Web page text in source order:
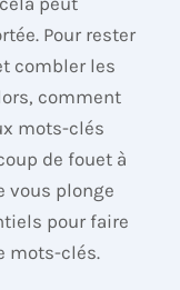
Pour rester
combler les
comment
mots-clés
de fouet à
vous plonge
pour faire
mots-clés.